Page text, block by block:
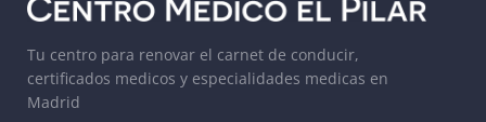
Tu centro para renovar el carnet de conducir,
certificados medicos y especialidades medicas en
Madrid